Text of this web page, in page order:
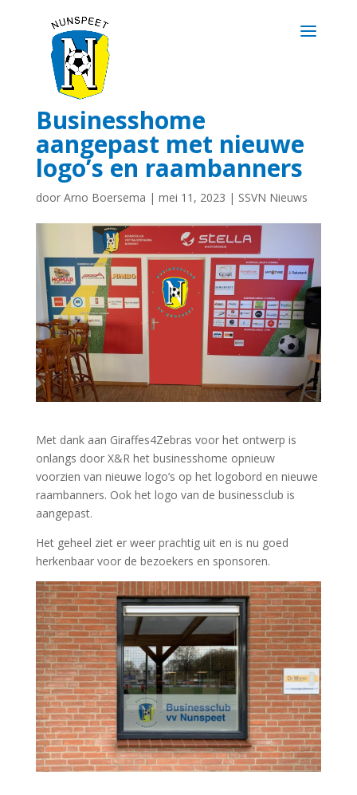
Businesshome
aangepast met nieuwe
logo’s en raambanners
door Arno Boersema | mei 11, 2023 | SSVN Nieuws
Met dank aan Giraffes4Zebras voor het ontwerp is
onlangs door X&R het businesshome opnieuw
voorzien van nieuwe logo’s op het logobord en nieuwe
raambanners. Ook het logo van de businessclub is
aangepast.
Het geheel ziet er weer prachtig uit en is nu goed
herkenbaar voor de bezoekers en sponsoren.